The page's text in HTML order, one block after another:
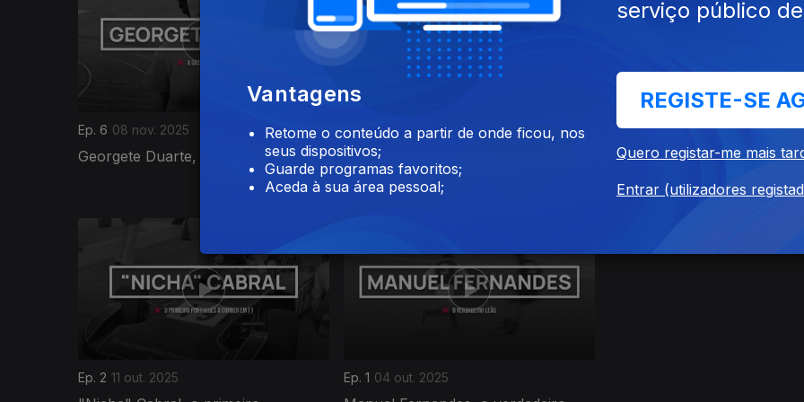
Ep. 6 08 nov. 2025
Georgete Duarte, a gazela de Belém
Ep. 5 01 nov. 2025
José Torres, o gigante que goleou o
destino
Ep. 4 25 out. 2025
Manuela Machado, a mulher
Ep. 2 11 out. 2025 Ep. 1 04 out. 2025
Vantagens
Retome o conteúdo a partir de onde ficou, nos
seus dispositivos;
Guarde programas favoritos;
Aceda à sua área pessoal;
serviço público
REGISTE-SE
Quero registar-me mais
Entrar (utilizadores